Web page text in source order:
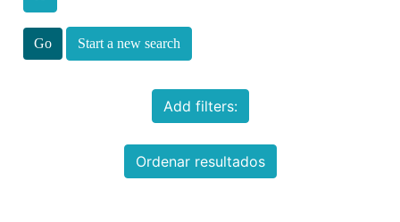
Start a new search
Add filters:
Ordenar resultados